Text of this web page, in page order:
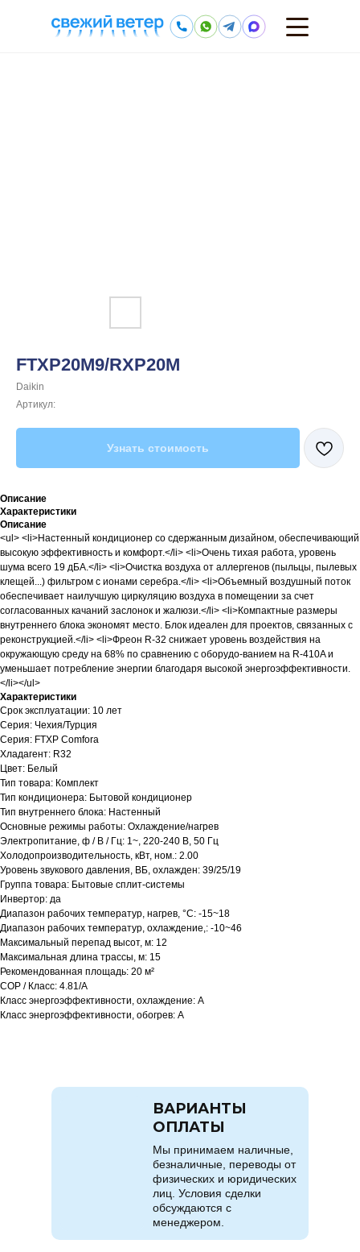
FTXP20M9/RXP20M
Daikin
Артикул:
Узнать стоимость
Описание
Характеристики
Описание
<ul> <li>Настенный кондиционер со сдержанным дизайном, обеспечивающий
высокую эффективность и комфорт.</li> <li>Очень тихая работа, уровень
шума всего 19 дБА.</li> <li>Очистка воздуха от аллергенов (пыльцы, пылевых
клещей...) фильтром с ионами серебра.</li> <li>Объемный воздушный поток
обеспечивает наилучшую циркуляцию воздуха в помещении за счет
согласованных качаний заслонок и жалюзи.</li> <li>Компактные размеры
внутреннего блока экономят место. Блок идеален для проектов, связанных с
реконструкцией.</li> <li>Фреон R-32 снижает уровень воздействия на
окружающую среду на 68% по сравнению с оборудо-ванием на R-410A и
уменьшает потребление энергии благодаря высокой энергоэффективности.
</li></ul>
Характеристики
Срок эксплуатации: 10 лет
Серия: Чехия/Турция
Серия: FTXP Comfora
Хладагент: R32
Цвет: Белый
Тип товара: Комплект
Тип кондиционера: Бытовой кондиционер
Тип внутреннего блока: Настенный
Основные режимы работы: Охлаждение/нагрев
Электропитание, ф / В / Гц: 1~, 220-240 В, 50 Гц
Холодопроизводительность, кВт, ном.: 2.00
Уровень звукового давления, ВБ, охлажден: 39/25/19
Группа товара: Бытовые сплит-системы
Инвертор: да
Диапазон рабочих температур, нагрев, °C: -15~18
Диапазон рабочих температур, охлаждение,: -10~46
Максимальный перепад высот, м: 12
Максимальная длина трассы, м: 15
Рекомендованная площадь: 20 м²
COP / Класс: 4.81/A
Класс энергоэффективности, охлаждение: A
Класс энергоэффективности, обогрев: A
Мы принимаем наличные,
безналичные, переводы от
физических и юридических
лиц. Условия сделки
обсуждаются с
менеджером.
ВАРИАНТЫ
ОПЛАТЫ